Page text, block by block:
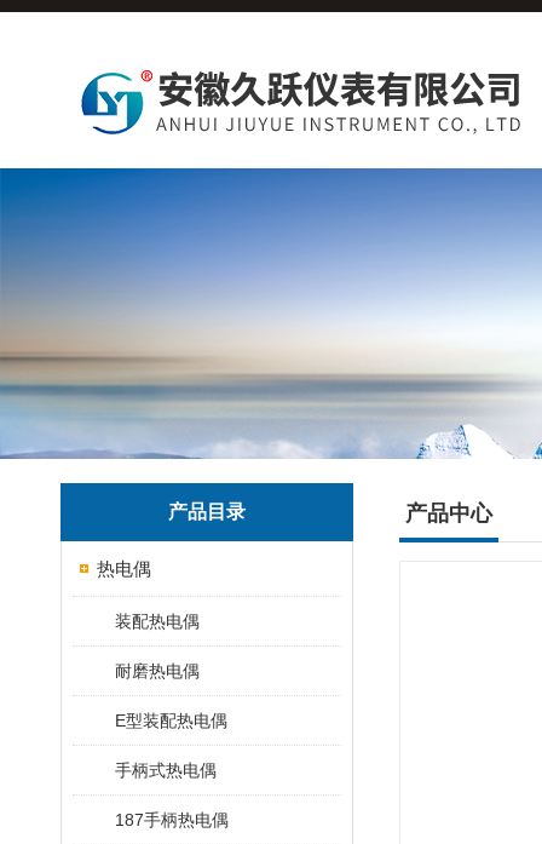
产品目录
热电偶
装配热电偶
耐磨热电偶
E型装配热电偶
手柄式热电偶
187手柄热电偶
产品中心